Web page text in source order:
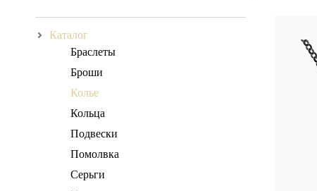
Каталог
Браслеты
Броши
Колье
Кольца
Подвески
Помолвка
Серьги